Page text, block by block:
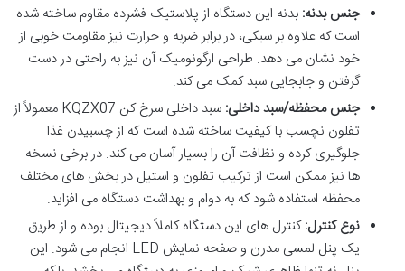
جنس بدنه: بدنه این دستگاه از پلاستیک فشرده مقاوم ساخته شده
است که علاوه بر سبکی، در برابر ضربه و حرارت نیز مقاومت خوبی از
خود نشان می دهد. طراحی ارگونومیک آن نیز به راحتی در دست
گرفتن و جابجایی سبد کمک می کند.
جنس محفظه/سبد داخلی:
سبد داخلی سرخ کن KQZX07 معمولاً از
تفلون نچسب با کیفیت ساخته شده است که از چسبیدن غذا
جلوگیری کرده و نظافت آن را بسیار آسان می کند. در برخی نسخه
ها نیز ممکن است از ترکیب تفلون و استیل در بخش های مختلف
محفظه استفاده شود که به دوام و بهداشت دستگاه می افزاید.
نوع کنترل:کنترل های این دستگاه کاملاً دیجیتال بوده و از طریق
یک پنل لمسی مدرن و صفحه نمایش LED انجام می شود. این